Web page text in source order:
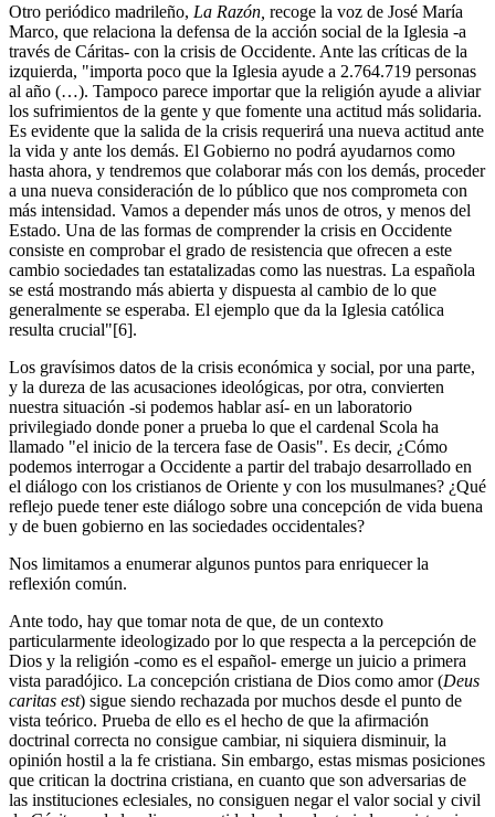
Otro periódico madrileño, La Razón, recoge la voz de José María
Marco, que relaciona la defensa de la acción social de la Iglesia -a
través de Cáritas- con la crisis de Occidente. Ante las críticas de la
izquierda, "importa poco que la Iglesia ayude a 2.764.719 personas
al año (…). Tampoco parece importar que la religión ayude a aliviar
los sufrimientos de la gente y que fomente una actitud más solidaria.
Es evidente que la salida de la crisis requerirá una nueva actitud ante
la vida y ante los demás. El Gobierno no podrá ayudarnos como
hasta ahora, y tendremos que colaborar más con los demás, proceder
a una nueva consideración de lo público que nos comprometa con
más intensidad. Vamos a depender más unos de otros, y menos del
Estado. Una de las formas de comprender la crisis en Occidente
consiste en comprobar el grado de resistencia que ofrecen a este
cambio sociedades tan estatalizadas como las nuestras. La española
se está mostrando más abierta y dispuesta al cambio de lo que
generalmente se esperaba. El ejemplo que da la Iglesia católica
resulta crucial"[6].
Los gravísimos datos de la crisis económica y social, por una parte,
y la dureza de las acusaciones ideológicas, por otra, convierten
nuestra situación -si podemos hablar así- en un laboratorio
privilegiado donde poner a prueba lo que el cardenal Scola ha
llamado "el inicio de la tercera fase de Oasis". Es decir, ¿Cómo
podemos interrogar a Occidente a partir del trabajo desarrollado en
el diálogo con los cristianos de Oriente y con los musulmanes? ¿Qué
reflejo puede tener este diálogo sobre una concepción de vida buena
y de buen gobierno en las sociedades occidentales?
Nos limitamos a enumerar algunos puntos para enriquecer la
reflexión común.
Ante todo, hay que tomar nota de que, de un contexto
particularmente ideologizado por lo que respecta a la percepción de
Dios y la religión -como es el español- emerge un juicio a primera
vista paradójico. La concepción cristiana de Dios como amor (Deus
caritas est) sigue siendo rechazada por muchos desde el punto de
vista teórico. Prueba de ello es el hecho de que la afirmación
doctrinal correcta no consigue cambiar, ni siquiera disminuir, la
opinión hostil a la fe cristiana. Sin embargo, estas mismas posiciones
que critican la doctrina cristiana, en cuanto que son adversarias de
las instituciones eclesiales, no consiguen negar el valor social y civil